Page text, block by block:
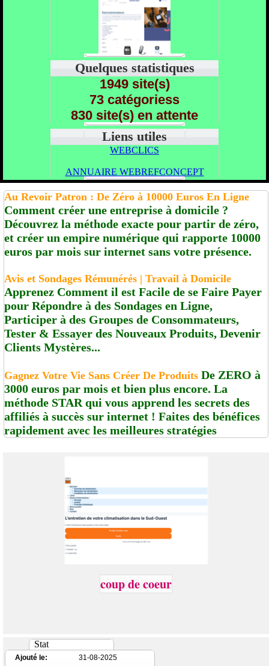
Quelques statistiques
1949 site(s)
73 catégoriess
830 site(s) en attente
Liens utiles
WEBCLICS
ANNUAIRE WEBREFCONCEPT
Au Revoir Patron : De Zéro à 10000 Euros En Ligne
Comment créer une entreprise à domicile ?
Découvrez la méthode exacte pour partir de zéro,
et créer un empire numérique qui rapporte 10000
euros par mois sur internet sans votre présence.
Avis et Sondages Rémunérés | Travail à Domicile
Apprenez Comment il est Facile de se Faire Payer
pour Répondre à des Sondages en Ligne,
Participer à des Groupes de Consommateurs,
Tester & Essayer des Nouveaux Produits, Devenir
Clients Mystères...
Gagnez Votre Vie Sans Créer De Produits De ZERO à
3000 euros par mois et bien plus encore. La
méthode STAR qui vous apprend les secrets des
affiliés à succès sur internet ! Faites des bénéfices
rapidement avec les meilleures stratégies
coup de coeur
Stat
Ajouté le: 31-08-2025